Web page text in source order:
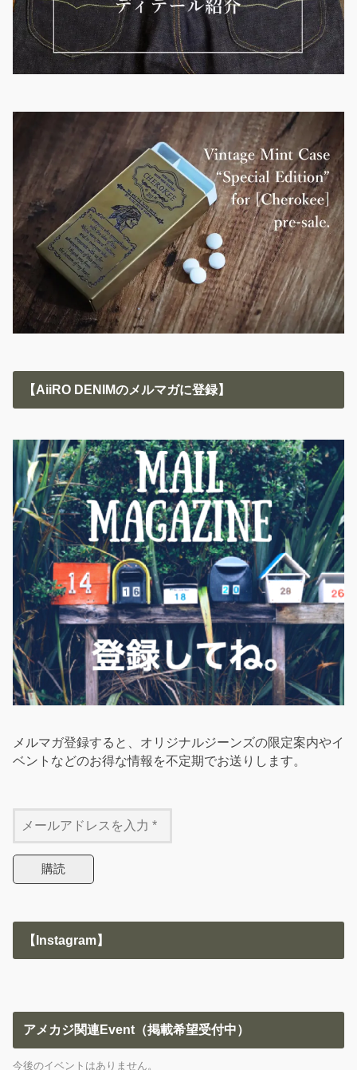
【AiiRO DENIMのメルマガに登録】
メルマガ登録すると、オリジナルジーンズの限定案内やイ
ベントなどのお得な情報を不定期でお送りします。
【Instagram】
アメカジ関連Event（掲載希望受付中）
今後のイベントはありません。